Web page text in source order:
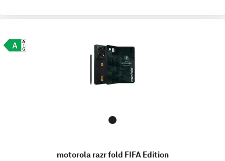
motorola razr fold FIFA Edition